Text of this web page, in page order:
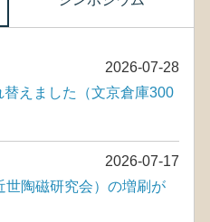
2026-07-28
えました（文京倉庫300
2026-07-17
世陶磁研究会）の増刷が